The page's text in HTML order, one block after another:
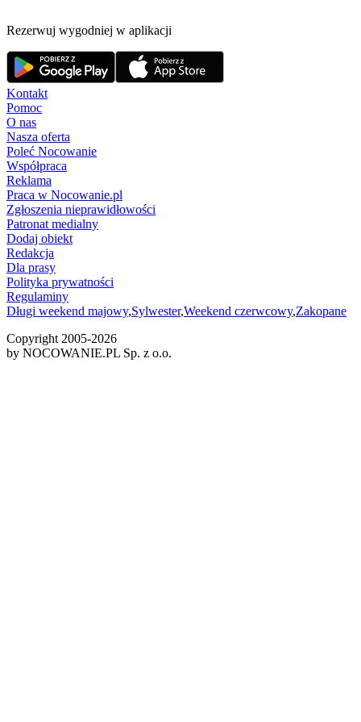
Rezerwuj wygodniej w aplikacji
Kontakt
Pomoc
O nas
Nasza oferta
Poleć Nocowanie
Współpraca
Reklama
Praca w Nocowanie.pl
Zgłoszenia nieprawidłowości
Patronat medialny
Dodaj obiekt
Redakcja
Dla prasy
Polityka prywatności
Regulaminy
Długi weekend majowy,Sylwester,Weekend czerwcowy,Zakopane
Copyright 2005-2026
by NOCOWANIE.PL Sp. z o.o.